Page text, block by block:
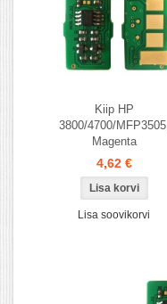
Kiip HP
3800/4700/MFP3505,
Magenta
4,62 €
Lisa soovikorvi